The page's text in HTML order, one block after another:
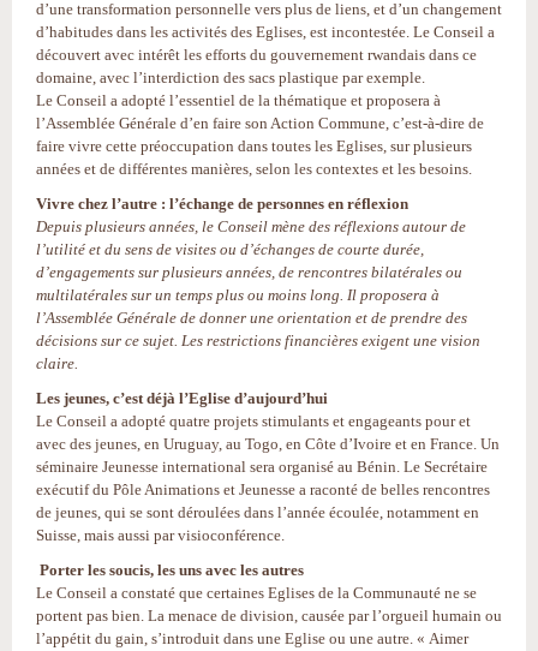
d’une transformation personnelle vers plus de liens, et d’un changement
d’habitudes dans les activités des Eglises, est incontestée. Le Conseil a
découvert avec intérêt les efforts du gouvernement rwandais dans ce
domaine, avec l’interdiction des sacs plastique par exemple.
Le Conseil a adopté l’essentiel de la thématique et proposera à
l’Assemblée Générale d’en faire son Action Commune, c’est-à-dire de
faire vivre cette préoccupation dans toutes les Eglises, sur plusieurs
années et de différentes manières, selon les contextes et les besoins.
Vivre chez l’autre : l’échange de personnes en réflexion
Depuis plusieurs années, le Conseil mène des réflexions autour de
l’utilité et du sens de visites ou d’échanges de courte durée,
d’engagements sur plusieurs années, de rencontres bilatérales ou
multilatérales sur un temps plus ou moins long. Il proposera à
l’Assemblée Générale de donner une orientation et de prendre des
décisions sur ce sujet. Les restrictions financières exigent une vision
claire.
Les jeunes, c’est déjà l’Eglise d’aujourd’hui
Le Conseil a adopté quatre projets stimulants et engageants pour et
avec des jeunes, en Uruguay, au Togo, en Côte d’Ivoire et en France. Un
séminaire Jeunesse international sera organisé au Bénin. Le Secrétaire
exécutif du Pôle Animations et Jeunesse a raconté de belles rencontres
de jeunes, qui se sont déroulées dans l’année écoulée, notamment en
Suisse, mais aussi par visioconférence.
Porter les soucis, les uns avec les autres
Le Conseil a constaté que certaines Eglises de la Communauté ne se
portent pas bien. La menace de division, causée par l’orgueil humain ou
l’appétit du gain, s’introduit dans une Eglise ou une autre. « Aimer